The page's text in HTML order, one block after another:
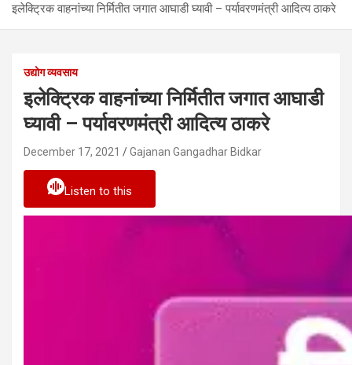
इलेक्ट्रिक वाहनांच्या निर्मितीत जगात आघाडी घ्यावी – पर्यावरणमंत्री आदित्य ठाकरे
उद्योग व्यवसाय
इलेक्ट्रिक वाहनांच्या निर्मितीत जगात आघाडी
घ्यावी – पर्यावरणमंत्री आदित्य ठाकरे
December 17, 2021 Gajanan Gangadhar Bidkar
Listen to this